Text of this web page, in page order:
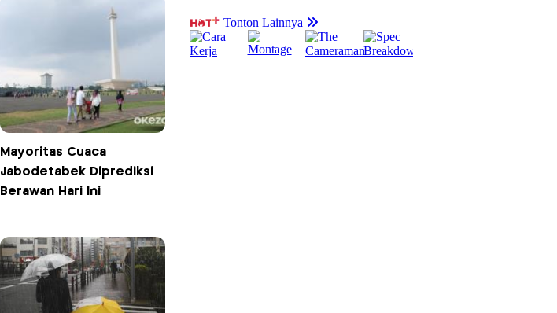
Mayoritas Cuaca
Jabodetabek Diprediksi
Berawan Hari Ini